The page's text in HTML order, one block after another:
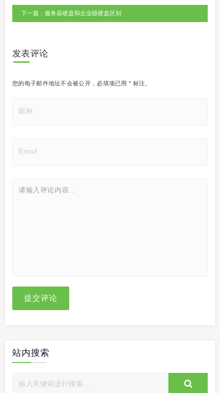
下一篇：服务器硬盘和企业级硬盘区别
发表评论
您的电子邮件地址不会被公开， 必填项已用* 标注。
提交评论
站内搜索